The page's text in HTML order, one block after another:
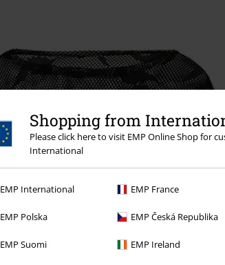
Shopping from
Please click here to visit EMP Online Shop for
International
EMP International EMP France
EMP Polska EMP Česká Republika
EMP Suomi EMP Ireland